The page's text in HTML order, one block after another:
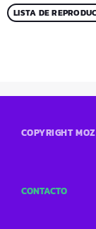
LISTA DE
COPYRIGHT
CONTACTO